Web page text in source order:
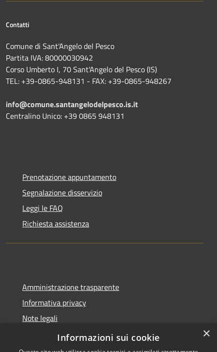
Contatti
Comune di Sant'Angelo del Pesco
Partita IVA: 80000030942
Corso Umberto I, 70 Sant'Angelo del Pesco (IS)
TEL: +39-0865-948131 - FAX: +39-0865-948267
info@comune.santangelodelpesco.is.it
Centralino Unico: +39 0865 948131
Prenotazione appuntamento
Segnalazione disservizio
Leggi le FAQ
Richiesta assistenza
Amministrazione trasparente
Informativa privacy
Note legali
Dichiarazione di accessibilità
×
Informazioni sui cookie